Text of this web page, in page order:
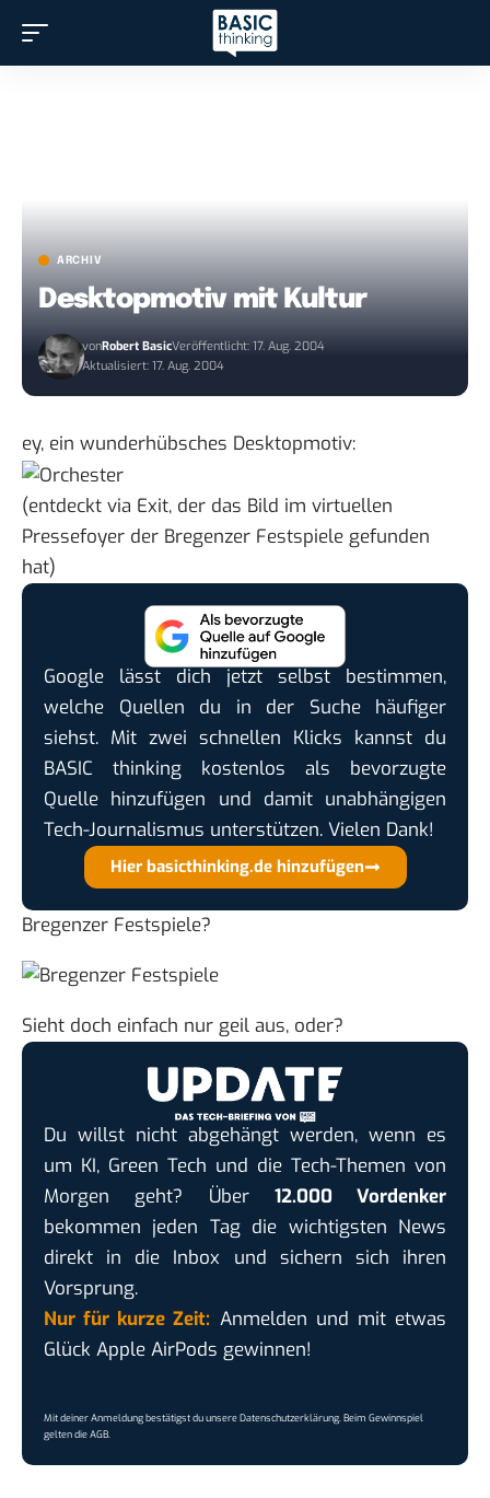
ARCHIV
Desktopmotiv mit Kultur
vonRobert BasicVeröffentlicht: 17. Aug. 2004
Aktualisiert: 17. Aug. 2004
ey, ein wunderhübsches Desktopmotiv:
(entdeckt via Exit, der das Bild im virtuellen
Pressefoyer der Bregenzer Festspiele gefunden
hat)
Google lässt dich jetzt selbst bestimmen,
welche Quellen du in der Suche häufiger
siehst. Mit zwei schnellen Klicks kannst du
BASIC thinking kostenlos als bevorzugte
Quelle hinzufügen und damit unabhängigen
Tech-Journalismus unterstützen. Vielen Dank!
Hier basicthinking.de hinzufügen
Bregenzer Festspiele?
Sieht doch einfach nur geil aus, oder?
Du willst nicht abgehängt werden, wenn es
um KI, Green Tech und die Tech-Themen von
Morgen geht? Über 12.000 Vordenker
bekommen jeden Tag die wichtigsten News
direkt in die Inbox und sichern sich ihren
Vorsprung.
Nur für kurze Zeit: Anmelden und mit etwas
Glück Apple AirPods gewinnen!
Mit deiner Anmeldung bestätigst du unsereDatenschutzerklärung. Beim Gewinnspiel
gelten dieAGB.